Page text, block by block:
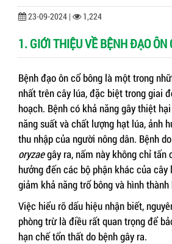
23-09-2024 | 1,224
1. GIỚI THIỆU VỀ BỆNH ĐẠO ÔN
Bệnh đạo ôn cổ bông là một trong
nhất trên cây lúa, đặc biệt trong giai
hoạch. Bệnh có khả năng gây thiệt
năng suất và chất lượng hạt lúa, ảnh
thu nhập của người nông dân. Bệnh
oryzaegây ra, nấm này không chỉ tấn
hưởng đến các bộ phận khác của cây
giảm khả năng trổ bông và hình thành
Việc hiểu rõ dấu hiệu nhận biết,
phòng trừ là điều rất quan trọng để
hạn chế tổn thất do bệnh gây ra.